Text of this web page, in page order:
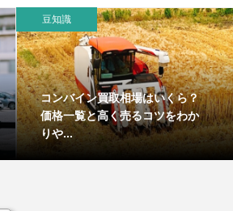
豆知識
コンバイン買取相場はいくら？
価格一覧と高く売るコツをわか
りや...